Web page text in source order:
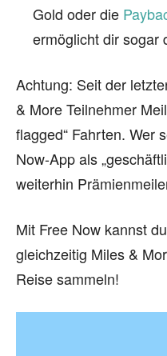
Gold oder die
ermöglicht dir sogar
Achtung: Seit der
& More Teilnehmer
flagged“ Fahrten. Wer
Now-App als
weiterhin
Mit Free Now kannst
gleichzeitig Miles &
Reise sammeln!